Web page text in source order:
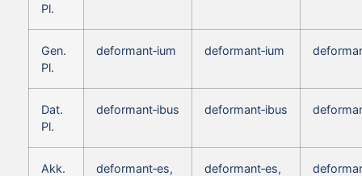
Pl.
Gen.
Pl.
deformant‑ium deformant‑ium
Dat.
Pl.
deformant‑ibus deformant‑ibus
Akk.
deformant‑es,
deformant‑es,